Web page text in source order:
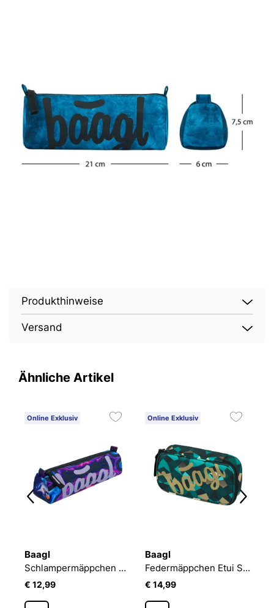
Produkthinweise
Versand
Ähnliche Artikel
Online Exklusiv
Baagl
Schlampermäppchen Marble
€ 12,99
Online Exklusiv
Baagl
Federmäppchen Etui Skate Polygon
€ 14,99